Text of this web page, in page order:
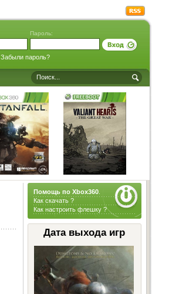
Пароль:
Забыли пароль?
Помощь по Xbox360.
Как скачать ?
Как настроить флешку ?
Дата выхода игр